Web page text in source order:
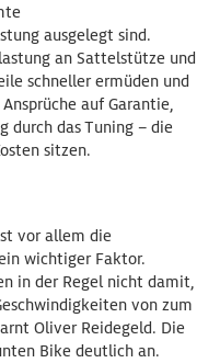
ausgelegt sind.
an Sattelstütze und
schneller ermüden und
auf Garantie,
durch das Tuning – die
sitzen.
vor allem die
wichtiger Faktor.
in der Regel nicht damit,
von zum
Oliver Reidegeld. Die
Bike deutlich an.